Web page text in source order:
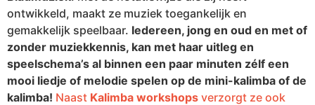
ontwikkeld, maakt ze muziek toegankelijk en
gemakkelijk speelbaar. Iedereen, jong en oud en met of
zonder muziekkennis, kan met haar uitleg en
speelschema’s al binnen een paar minuten zélf een
mooi liedje of melodie spelen op de mini-kalimba of de
kalimba! Naast Kalimba workshops verzorgt ze ook